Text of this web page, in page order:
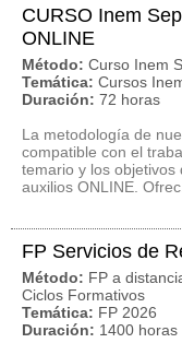
CURSO Inem
ONLINE
Método: Curso Inem
Temática: Cursos
Duración: 72 horas
La metodología de
compatible con el
temario y los objetivos
auxilios ONLINE.
FP Servicios de
Método: FP a
Ciclos Formativos
Temática: FP 2026
Duración: 1400 horas